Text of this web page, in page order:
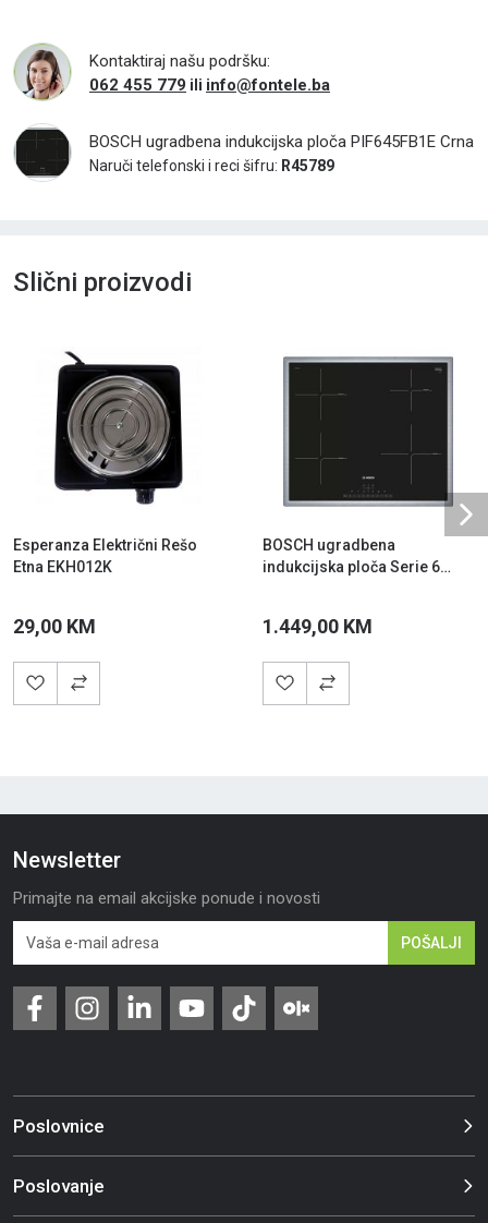
Kontaktiraj našu podršku:
062 455 779 ili info@fontele.ba
BOSCH ugradbena indukcijska ploča PIF645FB1E Crna
Naruči telefonski i reci šifru: R45789
Slični proizvodi
Esperanza Električni Rešo
Etna EKH012K
29,00 KM
BOSCH ugradbena
indukcijska ploča Serie 6
1.449,00 KM
Newsletter
Primajte na email akcijske ponude i novosti
POŠALJI
Poslovnice
Poslovanje